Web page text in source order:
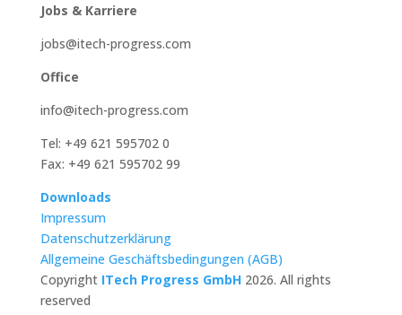
Jobs & Karriere
jobs@itech-progress.com
Office
info@itech-progress.com
Tel: +49 621 595702 0
Fax: +49 621 595702 99
Downloads
Impressum
Datenschutzerklärung
Allgemeine Geschäftsbedingungen (AGB)
Copyright ITech Progress GmbH 2026. All rights
reserved